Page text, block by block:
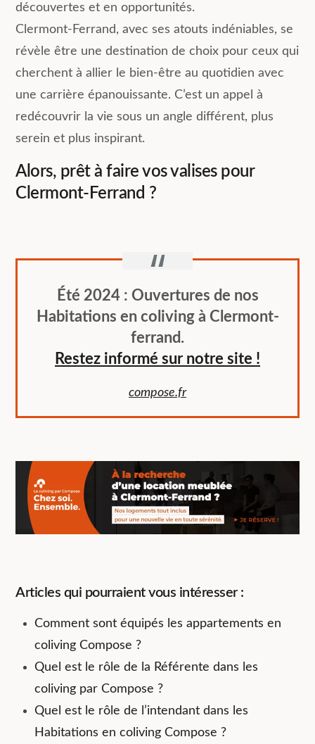
découvertes et en opportunités.
Clermont-Ferrand, avec ses atouts indéniables, se
révèle être une destination de choix pour ceux qui
cherchent à allier le bien-être au quotidien avec
une carrière épanouissante. C’est un appel à
redécouvrir la vie sous un angle différent, plus
serein et plus inspirant.
Alors, prêt à faire vos valises pour
Clermont-Ferrand ?
Été 2024 : Ouvertures de nos
Habitations en coliving à Clermont-
ferrand.
Restez informé sur notre site !
compose.fr
Articles qui pourraient vous intéresser :
Comment sont équipés les appartements en
coliving Compose ?
Quel est le rôle de la Référente dans les
coliving par Compose ?
Quel est le rôle de l’intendant dans les
Habitations en coliving Compose ?